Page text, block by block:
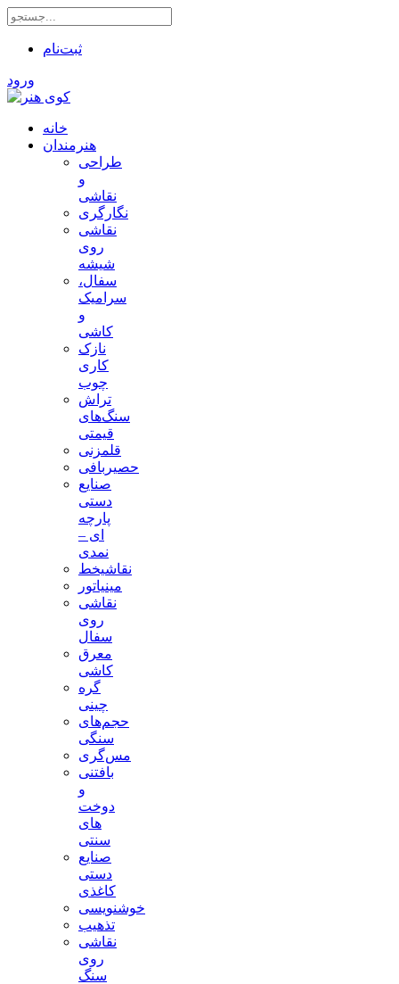
ثبت‌نام
ورود
خانه
هنرمندان
طراحی
و
نقاشی
نگارگری
نقاشی
روی
شیشه
سفال،
سرامیک
و
کاشی
نازک
کاری
چوب
تراش
سنگ‌های
قیمتی
قلمزنی
حصیربافی
صنایع
دستی
پارچه
ای –
نمدی
نقاشیخط
مینیاتور
نقاشی
روی
سفال
معرق
کاشی
گره
چینی
حجم‌های
سنگی
مس‌گری
بافتنی‌
و
دوخت
های
سنتی
صنایع
دستی
کاغذی
خوشنویسی
تذهیب
نقاشی
روی
سنگ